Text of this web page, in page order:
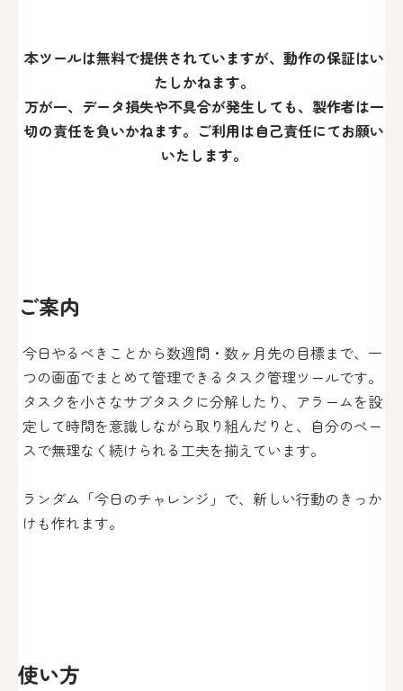
本ツールは無料で提供されていますが、動作の保証はい
たしかねます。
万が一、データ損失や不具合が発生しても、製作者は一
切の責任を負いかねます。ご利用は自己責任にてお願い
いたします。
ご案内
今日やるべきことから数週間・数ヶ月先の目標まで、一
つの画面でまとめて管理できるタスク管理ツールです。
タスクを小さなサブタスクに分解したり、アラームを設
定して時間を意識しながら取り組んだりと、自分のペー
スで無理なく続けられる工夫を揃えています。
ランダム「今日のチャレンジ」で、新しい行動のきっか
けも作れます。
使い方